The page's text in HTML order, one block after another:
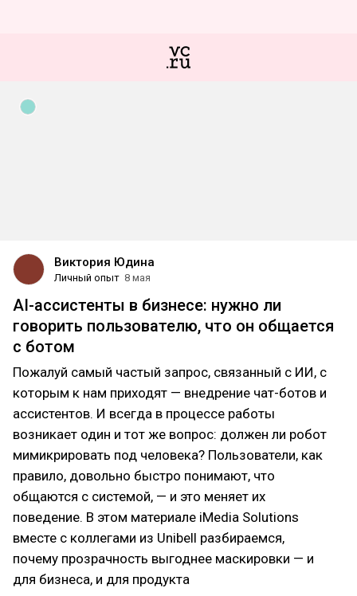
Виктория Юдина
Личный опыт 8 мая
AI-ассистенты в бизнесе: нужно ли
говорить пользователю, что он общается
с ботом
Пожалуй самый частый запрос, связанный с ИИ, с
которым к нам приходят — внедрение чат-ботов и
ассистентов. И всегда в процессе работы
возникает один и тот же вопрос: должен ли робот
мимикрировать под человека? Пользователи, как
правило, довольно быстро понимают, что
общаются с системой, — и это меняет их
поведение. В этом материале iMedia Solutions
вместе с коллегами из Unibell разбираемся,
почему прозрачность выгоднее маскировки — и
для бизнеса, и для продукта